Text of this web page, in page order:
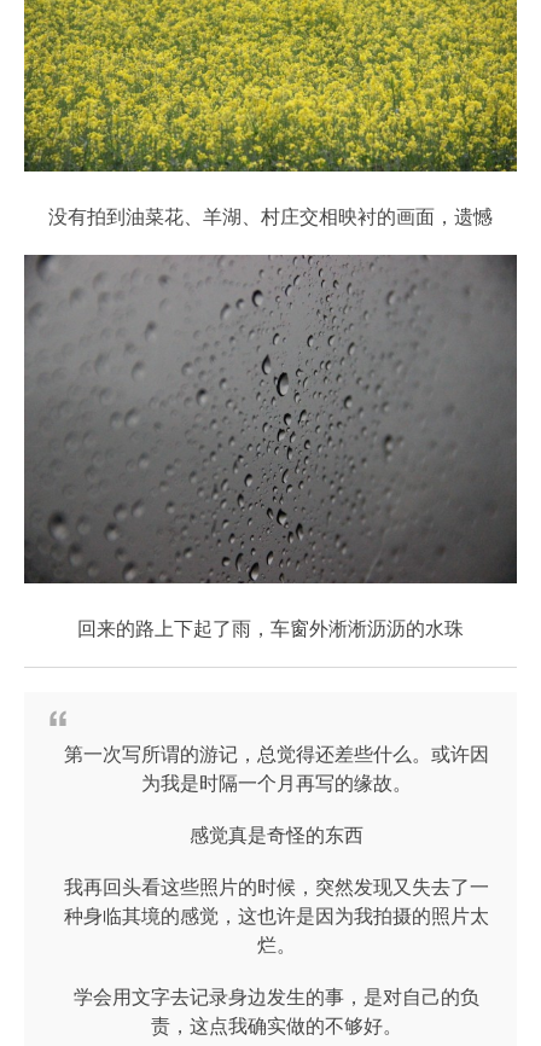
没有拍到油菜花、羊湖、村庄交相映衬的画面，遗憾
回来的路上下起了雨，车窗外淅淅沥沥的水珠
第一次写所谓的游记，总觉得还差些什么。或许因
为我是时隔一个月再写的缘故。
感觉真是奇怪的东西
我再回头看这些照片的时候，突然发现又失去了一
种身临其境的感觉，这也许是因为我拍摄的照片太
烂。
学会用文字去记录身边发生的事，是对自己的负
责，这点我确实做的不够好。